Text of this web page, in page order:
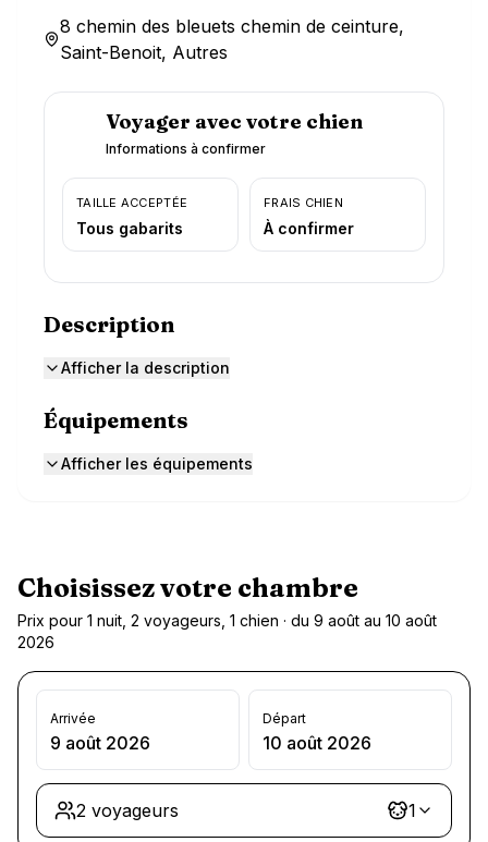
8 chemin des bleuets chemin de ceinture,
Saint-Benoit, Autres
Voyager avec votre chien
Informations à confirmer
TAILLE ACCEPTÉE
Tous gabarits
FRAIS CHIEN
À confirmer
Description
Afficher la description
Équipements
Afficher les équipements
Choisissez votre chambre
Prix pour 1 nuit, 2 voyageurs, 1 chien · du 9 août au 10 août
2026
Arrivée
9 août 2026
Départ
10 août 2026
2 voyageurs 1